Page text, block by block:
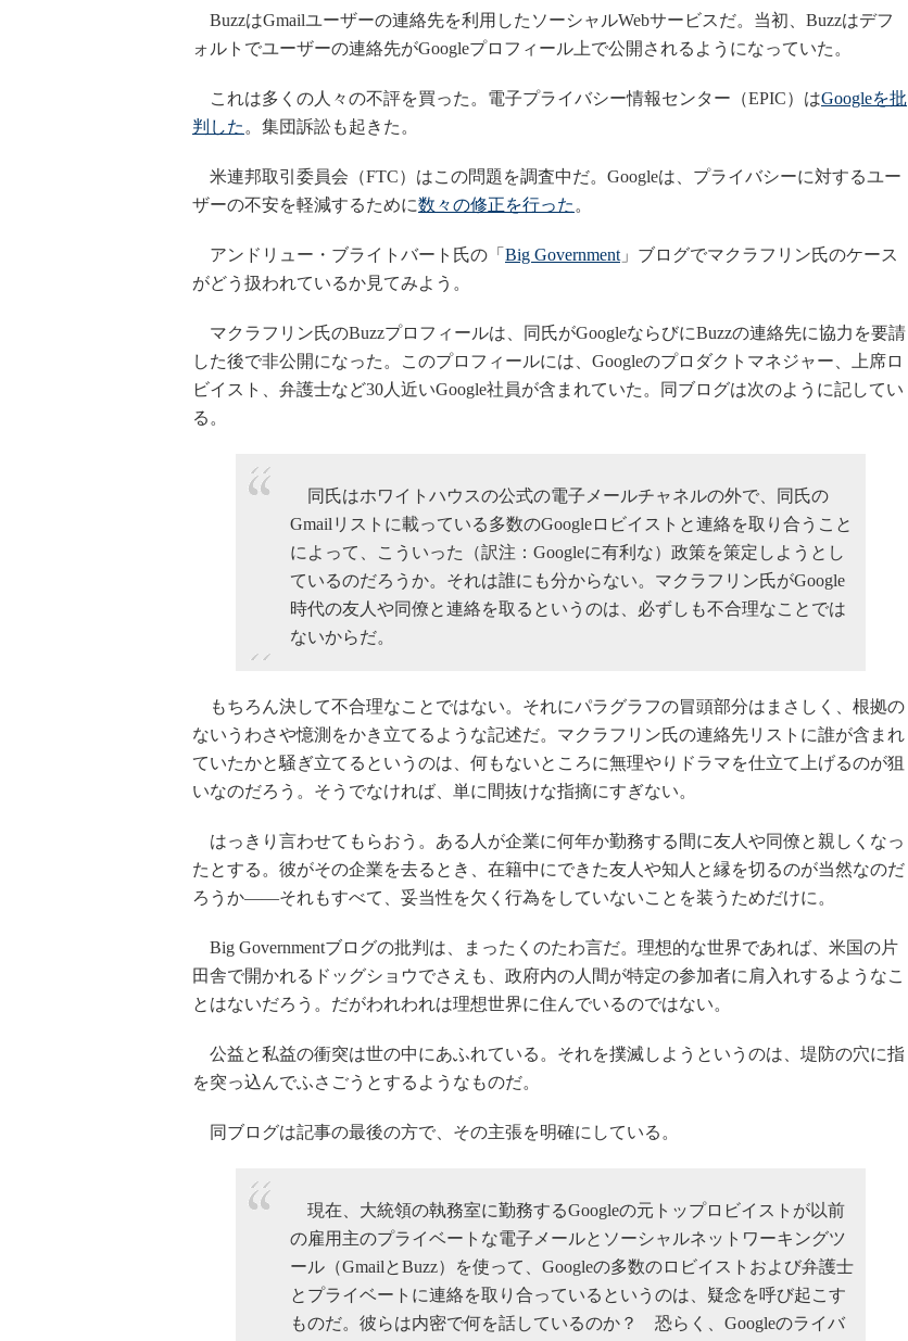
BuzzはGmailユーザーの連絡先を利用したソーシャルWebサービスだ。当初、Buzzはデフ
ォルトでユーザーの連絡先がGoogleプロフィール上で公開されるようになっていた。
これは多くの人々の不評を買った。電子プライバシー情報センター（EPIC）はGoogleを批
判した 。集団訴訟も起きた。
米連邦取引委員会（FTC）はこの問題を調査中だ。Googleは、プライバシーに対するユー
ザーの不安を軽減するために数々の修正を行った 。
アンドリュー・ブライトバート氏の「 Big Government 」ブログでマクラフリン氏のケース
がどう扱われているか見てみよう。
マクラフリン氏のBuzzプロフィールは、同氏がGoogleならびにBuzzの連絡先に協力を要請
した後で非公開になった。このプロフィールには、Googleのプロダクトマネジャー、上席ロ
ビイスト、弁護士など30人近いGoogle社員が含まれていた。同ブログは次のように記してい
る。
同氏はホワイトハウスの公式の電子メールチャネルの外で、同氏の
Gmailリストに載っている多数のGoogleロビイストと連絡を取り合うこと
によって、こういった（訳注：Googleに有利な）政策を策定しようとし
ているのだろうか。それは誰にも分からない。マクラフリン氏がGoogle
時代の友人や同僚と連絡を取るというのは、必ずしも不合理なことでは
ないからだ。
もちろん決して不合理なことではない。それにパラグラフの冒頭部分はまさしく、根拠の
ないうわさや憶測をかき立てるような記述だ。マクラフリン氏の連絡先リストに誰が含まれ
ていたかと騒ぎ立てるというのは、何もないところに無理やりドラマを仕立て上げるのが狙
いなのだろう。そうでなければ、単に間抜けな指摘にすぎない。
はっきり言わせてもらおう。ある人が企業に何年か勤務する間に友人や同僚と親しくなっ
たとする。彼がその企業を去るとき、在籍中にできた友人や知人と縁を切るのが当然なのだ
ろうか――それもすべて、妥当性を欠く行為をしていないことを装うためだけに。
Big Governmentブログの批判は、まったくのたわ言だ。理想的な世界であれば、米国の片
田舎で開かれるドッグショウでさえも、政府内の人間が特定の参加者に肩入れするようなこ
とはないだろう。だがわれわれは理想世界に住んでいるのではない。
公益と私益の衝突は世の中にあふれている。それを撲滅しようというのは、堤防の穴に指
を突っ込んでふさごうとするようなものだ。
同ブログは記事の最後の方で、その主張を明確にしている。
現在、大統領の執務室に勤務するGoogleの元トップロビイストが以前
の雇用主のプライベートな電子メールとソーシャルネットワーキングツ
ール（GmailとBuzz）を使って、Googleの多数のロビイストおよび弁護士
とプライベートに連絡を取り合っているというのは、疑念を呼び起こす
ものだ。彼らは内密で何を話しているのか？ 恐らく、Googleのライバ